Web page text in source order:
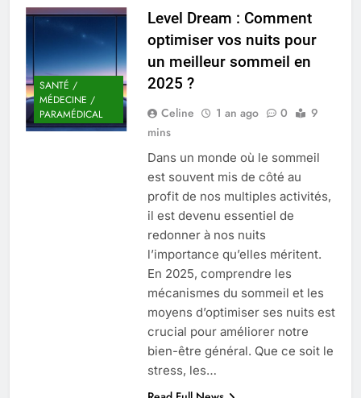
Quel est le salaire de Myriam Seurat en
2025 ?
4 Mois Ago
fonctionnalités clés et avantages
4 Mois Ago
Découvrez notre test d’orientation
gratuit spécialement conçu pour
collégiens et lycéens
4 Mois Ago
Liste complète des marques
rezoactif.com à connaître en 2025
4 Mois Ago
SANTÉ /
MÉDECINE /
PARAMÉDICAL
Level Dream : Comment
optimiser vos nuits pour
un meilleur sommeil en
2025 ?
Celine 1 an ago 0
9
mins
Dans un monde où le sommeil
est souvent mis de côté au
profit de nos multiples activités,
il est devenu essentiel de
redonner à nos nuits
l’importance qu’elles méritent.
En 2025, comprendre les
mécanismes du sommeil et les
moyens d’optimiser ses nuits est
crucial pour améliorer notre
bien-être général. Que ce soit le
stress, les…